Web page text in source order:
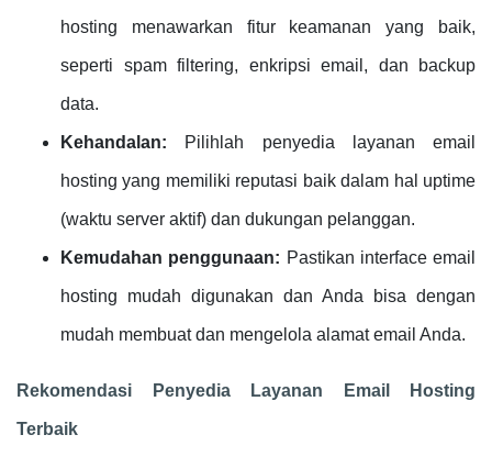
hosting menawarkan fitur keamanan yang baik,
seperti spam filtering, enkripsi email, dan backup
data.
Kehandalan: Pilihlah penyedia layanan email
hosting yang memiliki reputasi baik dalam hal uptime
(waktu server aktif) dan dukungan pelanggan.
Kemudahan penggunaan: Pastikan interface email
hosting mudah digunakan dan Anda bisa dengan
mudah membuat dan mengelola alamat email Anda.
Rekomendasi Penyedia Layanan Email Hosting
Terbaik